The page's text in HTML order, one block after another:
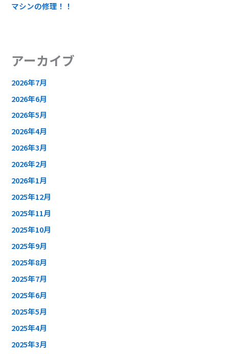
マシンの修理！！
アーカイブ
2026年7月
2026年6月
2026年5月
2026年4月
2026年3月
2026年2月
2026年1月
2025年12月
2025年11月
2025年10月
2025年9月
2025年8月
2025年7月
2025年6月
2025年5月
2025年4月
2025年3月